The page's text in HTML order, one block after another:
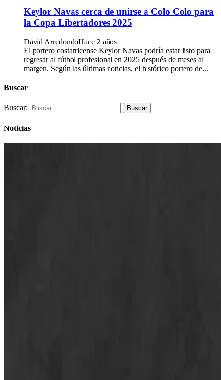
Keylor Navas cerca de unirse a Colo Colo para
la Copa Libertadores 2025
David ArredondoHace 2 años
El portero costarricense Keylor Navas podría estar listo para
regresar al fútbol profesional en 2025 después de meses al
margen. Según las últimas noticias, el histórico portero de...
Buscar
Buscar:
Noticias